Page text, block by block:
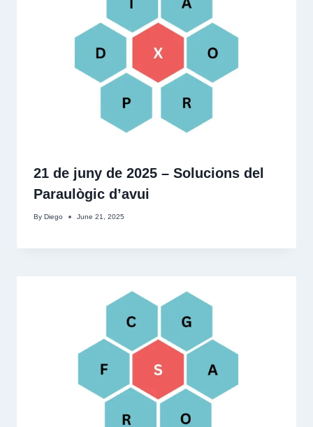
21 de juny de 2025 – Solucions del
Paraulògic d’avui
By Diego June 21, 2025